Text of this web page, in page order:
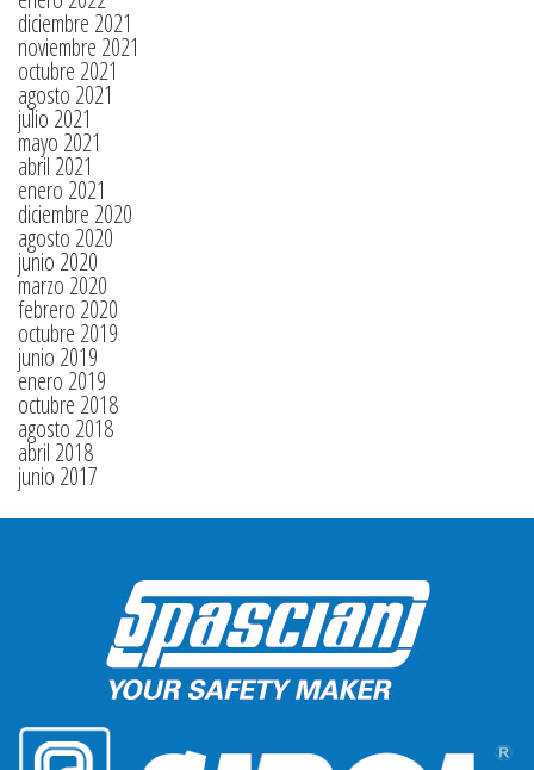
diciembre 2021
noviembre 2021
octubre 2021
agosto 2021
julio 2021
mayo 2021
abril 2021
enero 2021
diciembre 2020
agosto 2020
junio 2020
marzo 2020
febrero 2020
octubre 2019
junio 2019
enero 2019
octubre 2018
agosto 2018
abril 2018
junio 2017